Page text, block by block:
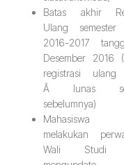
Batas akhir
Ulang semester
2016-2017
Desember 2016
registrasi ulang
Â lunas
sebelumnya)
Mahasiswa
melakukan
Wali Studi